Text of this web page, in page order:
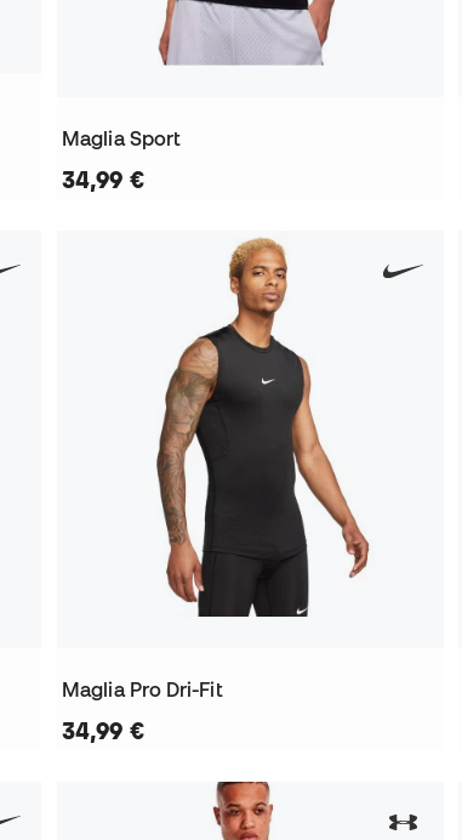
Maglia Sport
34,99 €
Maglia Pro Dri-Fit
34,99 €